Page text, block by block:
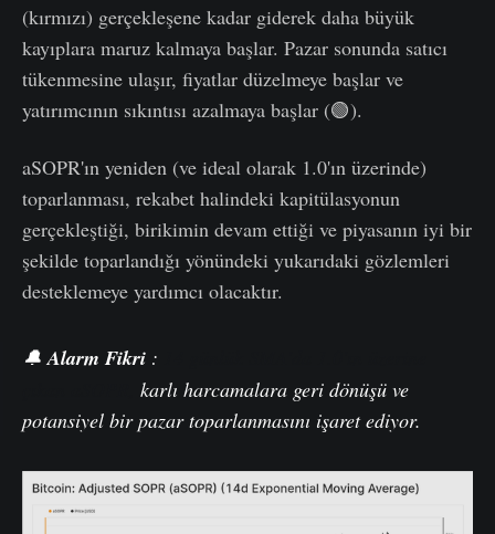
(kırmızı) gerçekleşene kadar giderek daha büyük
kayıplara maruz kalmaya başlar. Pazar sonunda satıcı
tükenmesine ulaşır, fiyatlar düzelmeye başlar ve
yatırımcının sıkıntısı azalmaya başlar (🟢).
aSOPR'ın yeniden (ve ideal olarak 1.0'ın üzerinde)
toparlanması, rekabet halindeki kapitülasyonun
gerçekleştiği, birikimin devam ettiği ve piyasanın iyi bir
şekilde toparlandığı yönündeki yukarıdaki gözlemleri
desteklemeye yardımcı olacaktır.
🔔AlarmFikri :
karlı harcamalara geri dönüşü ve
potansiyel bir pazar toparlanmasını işaret ediyor.